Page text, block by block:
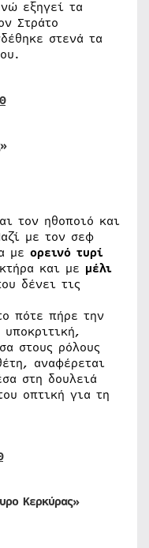
εξηγεί τα
Στράτο
στενά τα
τον ηθοποιό και
με τον σεφ
με ορεινό τυρί
και με μέλι
δένει τις
πότε πήρε την
στους ρόλους
αναφέρεται
στη δουλειά
οπτική για τη
Κερκύρας»